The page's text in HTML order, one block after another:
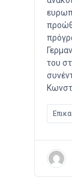
του